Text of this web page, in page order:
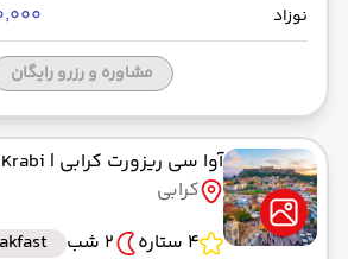
نوزاد
مشاوره و رزرو رایگان
آوا سی ریزورت کرابی | AVA SEA Resort Krabi
کرابی
4 ستاره
2 شب